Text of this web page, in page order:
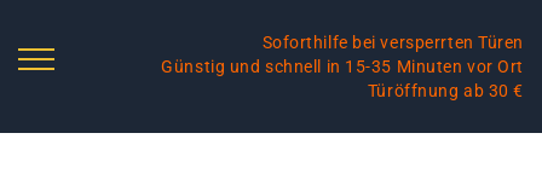
Soforthilfe bei versperrten Türen
Günstig und schnell in 15-35 Minuten vor Ort
Türöffnung ab 30 €